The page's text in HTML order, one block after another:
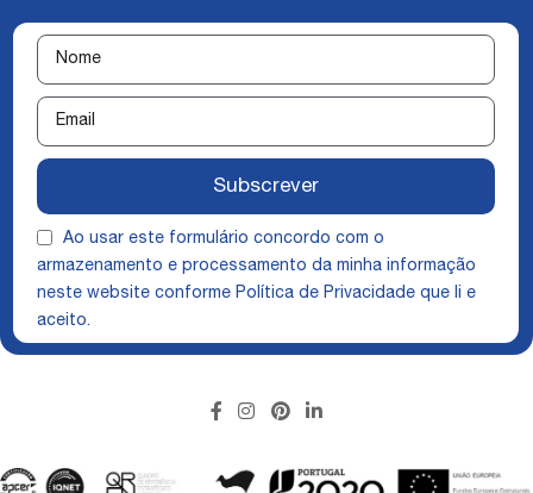
Ao usar este formulário concordo com o
armazenamento e processamento da minha informação
neste website conforme Política de Privacidade que li e
aceito.
Subscrever